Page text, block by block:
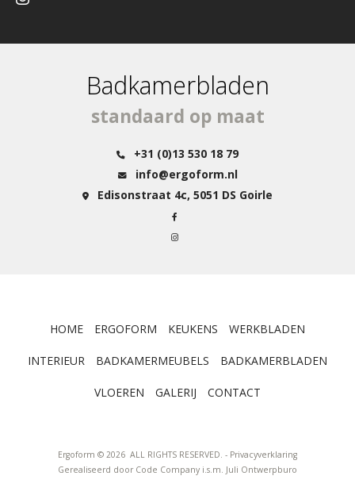
Badkamerbladen
standaard op maat
+31 (0)13 530 18 79
info@ergoform.nl
Edisonstraat 4c, 5051 DS Goirle
HOME ERGOFORM KEUKENS WERKBLADEN
INTERIEUR BADKAMERMEUBELS BADKAMERBLADEN
VLOEREN GALERIJ CONTACT
Ergoform © 2026 ALL RIGHTS RESERVED. - Privacyverklaring
Gerealiseerd door Code Company i.s.m. Juli Ontwerpburo